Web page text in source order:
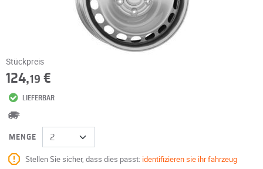
Stückpreis
124,19 €
LIEFERBAR
MENGE
Stellen Sie sicher, dass dies passt: identifizieren sie ihr fahrzeug